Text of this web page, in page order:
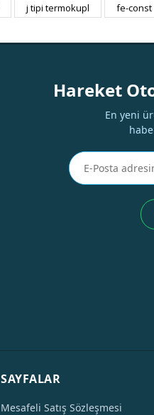
j tipi termokupl fe-
Hareket
En yeni
SAYFALAR
Mesafeli Satış Sözleşmesi